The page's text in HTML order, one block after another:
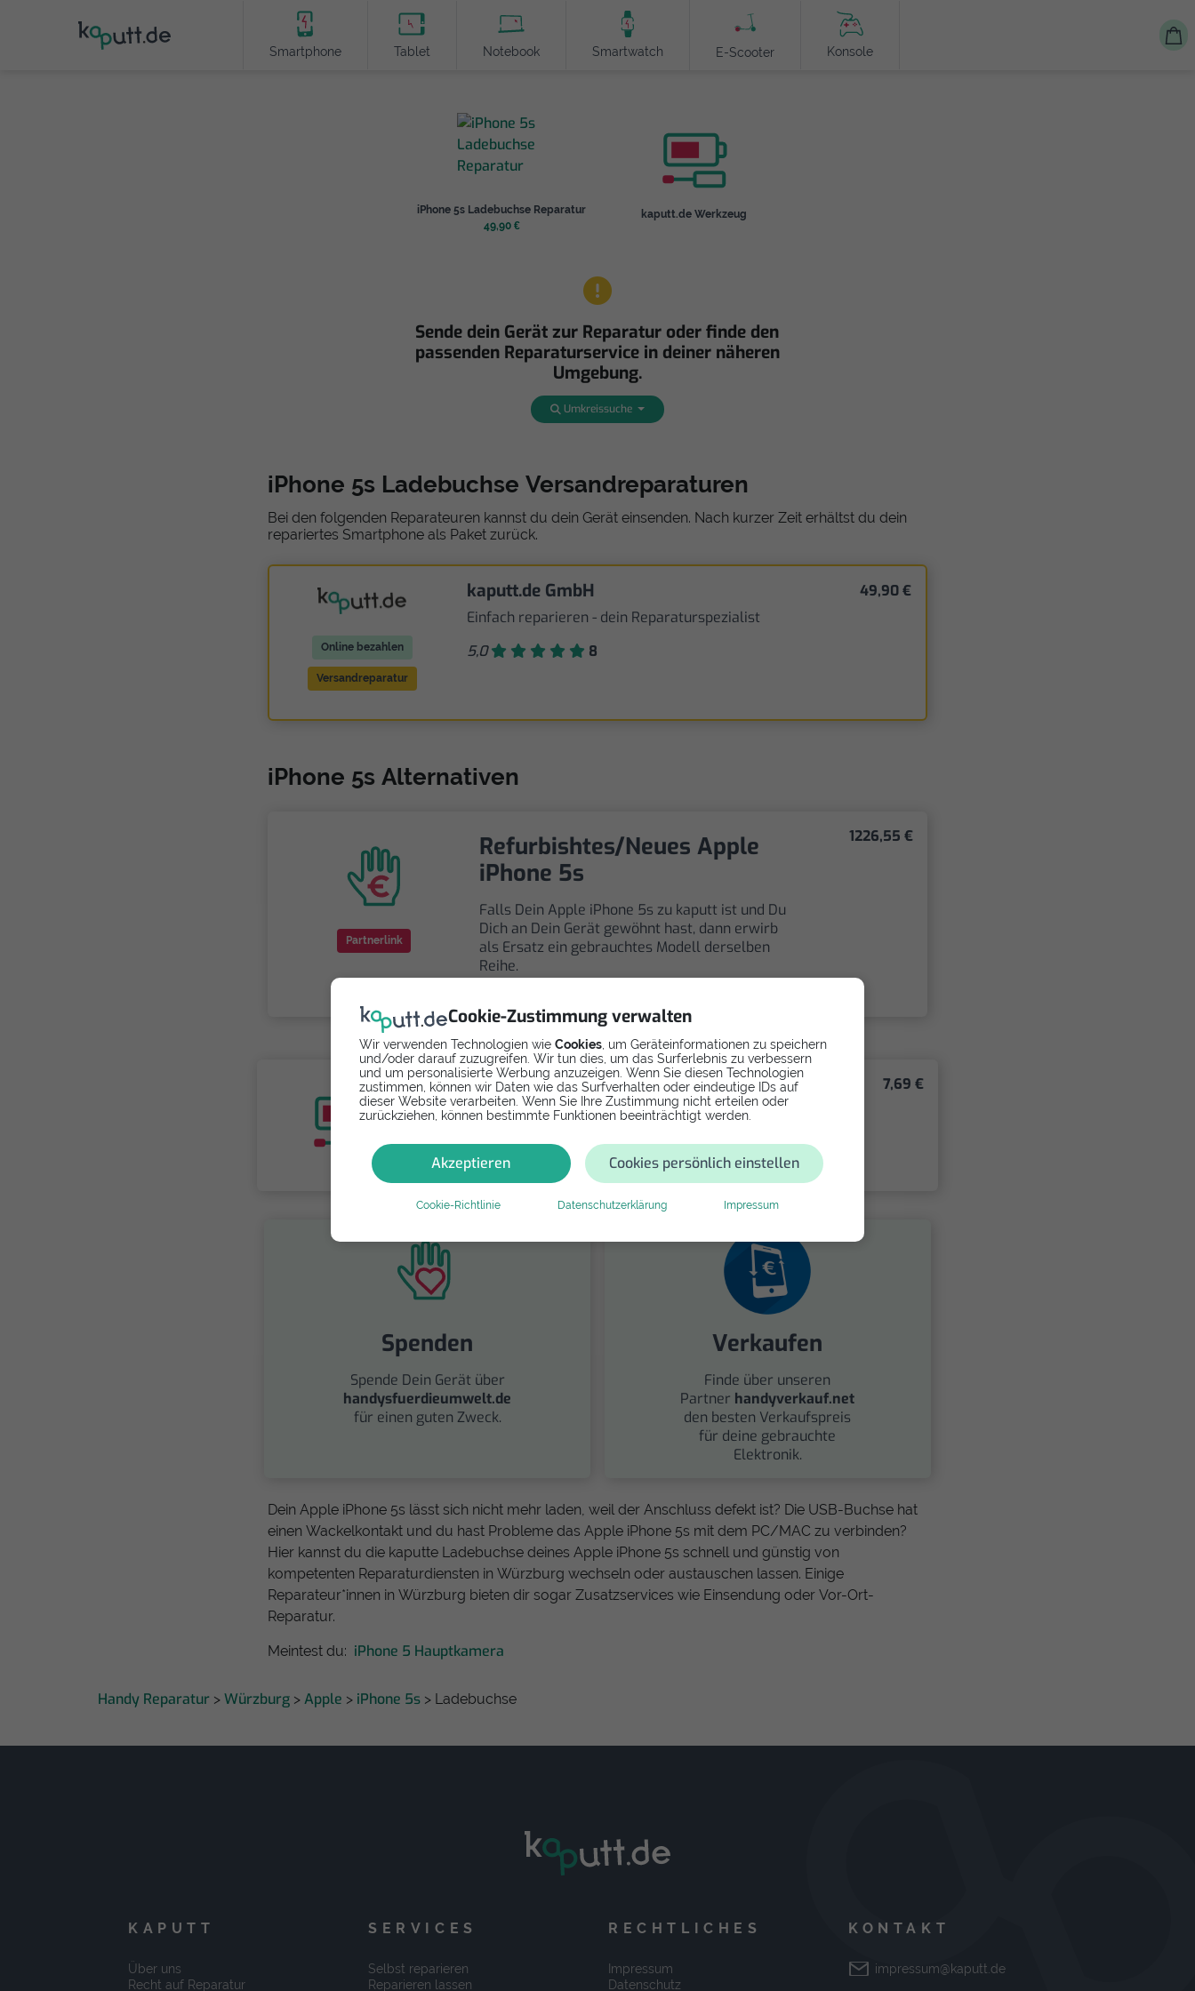
Cookie-Zustimmung verwalten
Wir verwenden Technologien wie Cookies , um Geräteinformationen zu speichern
und/oder darauf zuzugreifen. Wir tun dies, um das Surferlebnis zu verbessern
und um personalisierte Werbung anzuzeigen. Wenn Sie diesen Technologien
zustimmen, können wir Daten wie das Surfverhalten oder eindeutige IDs auf
dieser Website verarbeiten. Wenn Sie Ihre Zustimmung nicht erteilen oder
zurückziehen, können bestimmte Funktionen beeinträchtigt werden.
Akzeptieren Cookies persönlich einstellen
Cookie-Richtlinie Datenschutzerklärung Impressum
Smartphone Tablet Notebook Smartwatch E-Scooter Konsole
iPhone 5s Ladebuchse Reparatur
49,90 €
kaputt.de Werkzeug
Sende dein Gerät zur Reparatur oder finde den
passenden Reparaturservice in deiner näheren
Umgebung.
Umkreissuche
iPhone 5s Ladebuchse Versandreparaturen
Bei den folgenden Reparateuren kannst du dein Gerät einsenden. Nach kurzer Zeit erhältst du dein
repariertes Smartphone als Paket zurück.
Online bezahlen
Versandreparatur
kaputt.de GmbH
Einfach reparieren - dein Reparaturspezialist
5,0
8
49,90 €
iPhone 5s Alternativen
Partnerlink
Refurbishtes/Neues Apple
iPhone 5s
Falls Dein Apple iPhone 5s zu kaputt ist und Du
Dich an Dein Gerät gewöhnt hast, dann erwirb
als Ersatz ein gebrauchtes Modell derselben
Reihe.
1226,55 €
Selbst reparieren
Videoanleitung selbst. Ersatzteile ab
7,69 €
Spenden
Spende Dein Gerät über
handysfuerdieumwelt.de
für einen guten Zweck.
Verkaufen
Finde über unseren
Partner handyverkauf.net
den besten Verkaufspreis
für deine gebrauchte
Elektronik.
Dein Apple iPhone 5s lässt sich nicht mehr laden, weil der Anschluss defekt ist? Die USB-Buchse hat
einen Wackelkontakt und du hast Probleme das Apple iPhone 5s mit dem PC/MAC zu verbinden?
Hier kannst du die kaputte Ladebuchse deines Apple iPhone 5s schnell und günstig von
kompetenten Reparaturdiensten in Würzburg wechseln oder austauschen lassen. Einige
Reparateur*innen in Würzburg bieten dir sogar Zusatzservices wie Einsendung oder Vor-Ort-
Reparatur.
Meintest du: iPhone 5 Hauptkamera
Handy Reparatur > Würzburg > Apple > iPhone 5s > Ladebuchse
KAPUTT
Über uns
Recht auf Reparatur
SERVICES
Selbst reparieren
Reparieren lassen
RECHTLICHES
Impressum
Datenschutz
KONTAKT
impressum@kaputt.de